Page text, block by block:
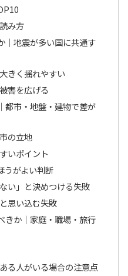
み方
｜地震が多い国に共通す
きく揺れやすい
害を広げる
都市・地盤・建物で差が
の立地
いポイント
うがよい判断
い」と決めつける失敗
思い込む失敗
きか｜家庭・職場・旅行
る人がいる場合の注意点